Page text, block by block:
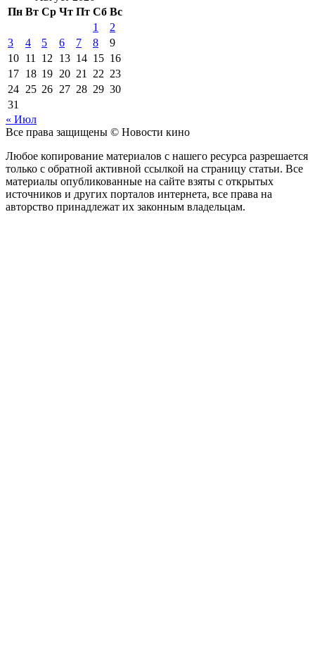
Пн Вт Ср Чт Пт Сб Вс
1
2
3
4 5 6 7 8
9
10 11 12 13 14 15 16
17 18 19 20 21 22 23
24 25 26 27 28 29 30
31
« Июл
Все права защищены © Новости кино
Любое копирование материалов с нашего ресурса разрешается
только с обратной активной ссылкой на страницу статьи. Все
материалы опубликованные на сайте взяты с открытых
источников и других порталов интернета, все права на
авторство принадлежат их законным владельцам.